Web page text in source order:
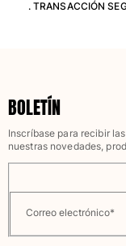
Ver todo
Camisas
Shorts
Sudaderas
Niña
. TRANSACCIÓN
BOLETÍN
Inscríbase para recibir
nuestras novedades,
Correo electrónico*